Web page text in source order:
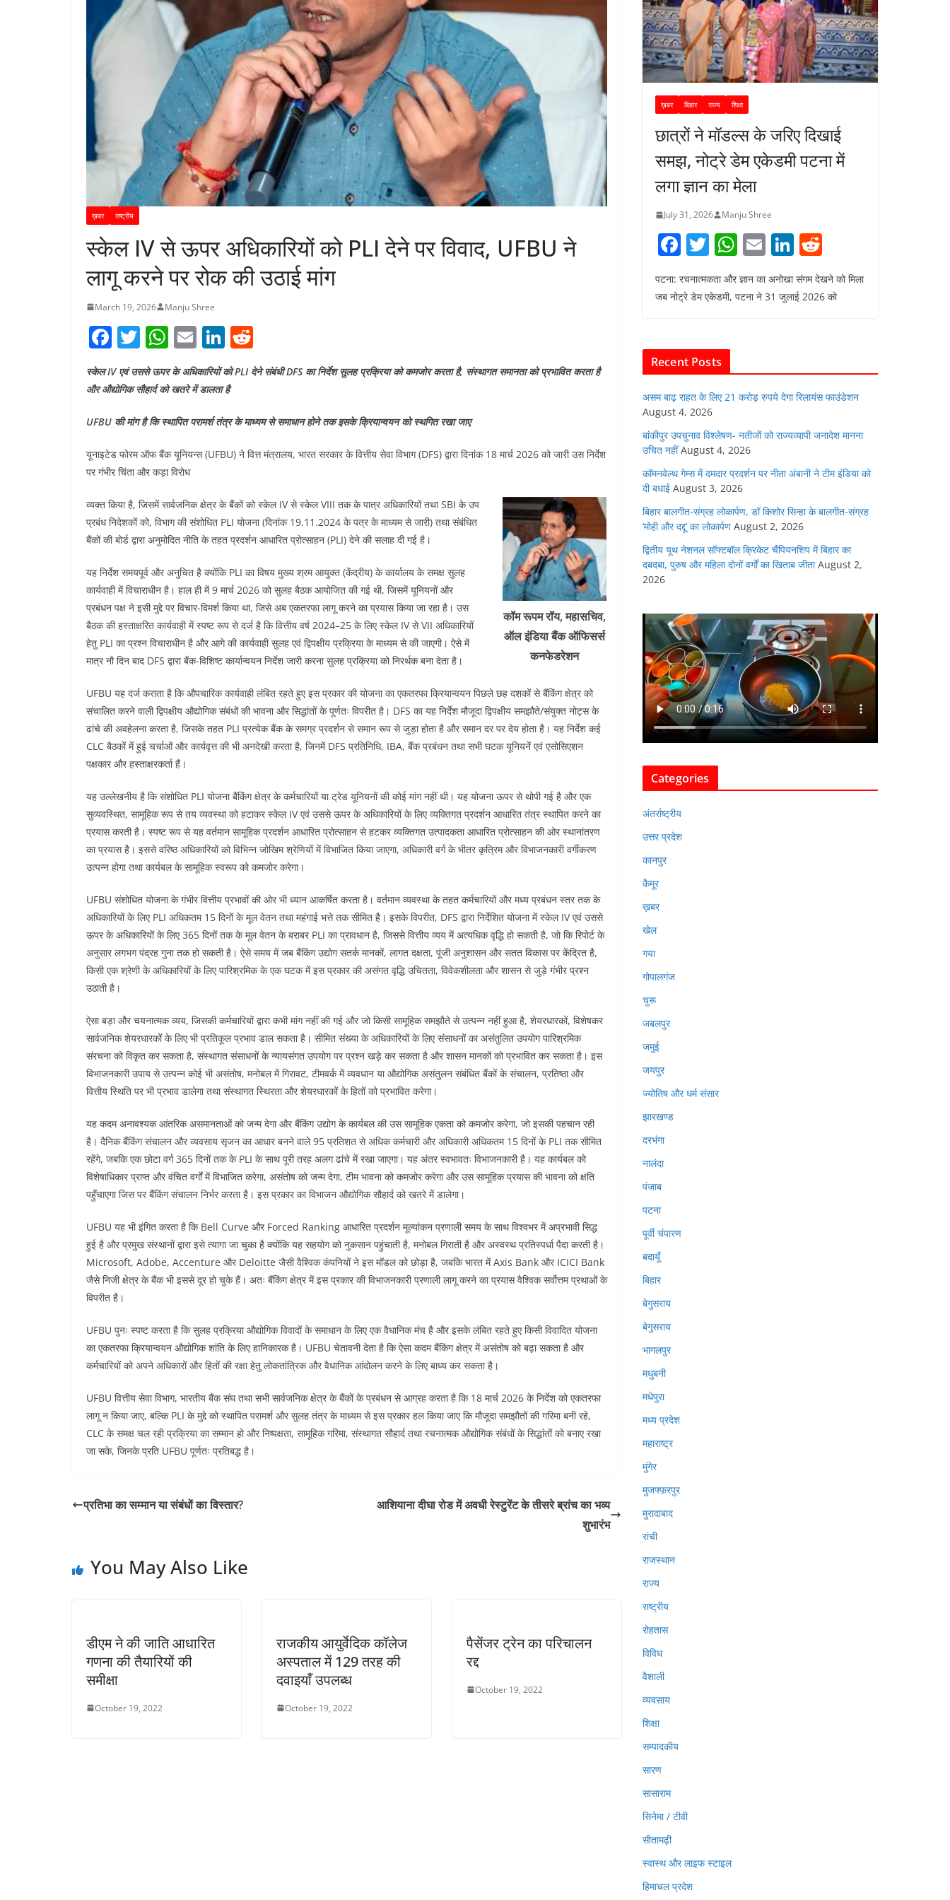
ख़बर राष्ट्रीय
स्केल IV से ऊपर अधिकारियों को PLI देने पर विवाद, UFBU ने
लागू करने पर रोक की उठाई मांग
March 19, 2026 Manju Shree
F
c
b
o
o
k
T
w
itt
W
h
at
A
p
p
E
m
ai
Li
n
k
dI
n
e
d
t
स्केल IV एवं उससे ऊपर के अधिकारियों को PLI देने संबंधी DFS का निर्देश सुलह प्रक्रिया को कमजोर करता है, संस्थागत समानता को प्रभावित करता है
और औद्योगिक सौहार्द को खतरे में डालता है
UFBU की मांग है कि स्थापित परामर्श तंत्र के माध्यम से समाधान होने तक इसके क्रियान्वयन को स्थगित रखा जाए
यूनाइटेड फोरम ऑफ बैंक यूनियन्स (UFBU) ने वित्त मंत्रालय, भारत सरकार के वित्तीय सेवा विभाग (DFS) द्वारा दिनांक 18 मार्च 2026 को जारी उस निर्देश
पर गंभीर चिंता और कड़ा विरोध
कॉमरूपम रॉय, महासचिव,
ऑल इंडिया बैंक ऑफिसर्स
कनफेडरेशन
व्यक्त किया है, जिसमें सार्वजनिक क्षेत्र के बैंकों को स्केल IV से स्केल VIII तक के पात्र अधिकारियों तथा SBI के उप
प्रबंध निदेशकों को, विभाग की संशोधित PLI योजना (दिनांक 19.11.2024 के पत्र के माध्यम से जारी) तथा संबंधित
बैंकों की बोर्ड द्वारा अनुमोदित नीति के तहत प्रदर्शन आधारित प्रोत्साहन (PLI) देने की सलाह दी गई है।
यह निर्देश समयपूर्व और अनुचित है क्योंकि PLI का विषय मुख्य श्रम आयुक्त (केंद्रीय) के कार्यालय के समक्ष सुलह
कार्यवाही में विचाराधीन है। हाल ही में 9 मार्च 2026 को सुलह बैठक आयोजित की गई थी, जिसमें यूनियनों और
प्रबंधन पक्ष ने इसी मुद्दे पर विचार-विमर्श किया था, जिसे अब एकतरफा लागू करने का प्रयास किया जा रहा है। उस
बैठक की हस्ताक्षरित कार्यवाही में स्पष्ट रूप से दर्ज है कि वित्तीय वर्ष 2024–25 के लिए स्केल IV से VII अधिकारियों
हेतु PLI का प्रश्न विचाराधीन है और आगे की कार्यवाही सुलह एवं द्विपक्षीय प्रक्रिया के माध्यम से की जाएगी। ऐसे में
मात्र नौ दिन बाद DFS द्वारा बैंक-विशिष्ट कार्यान्वयन निर्देश जारी करना सुलह प्रक्रिया को निरर्थक बना देता है।
UFBU यह दर्ज कराता है कि औपचारिक कार्यवाही लंबित रहते हुए इस प्रकार की योजना का एकतरफा क्रियान्वयन पिछले छह दशकों से बैंकिंग क्षेत्र को
संचालित करने वाली द्विपक्षीय औद्योगिक संबंधों की भावना और सिद्धांतों के पूर्णतः विपरीत है। DFS का यह निर्देश मौजूदा द्विपक्षीय समझौते/संयुक्त नोट्स के
ढांचे की अवहेलना करता है, जिसके तहत PLI प्रत्येक बैंक के समग्र प्रदर्शन से समान रूप से जुड़ा होता है और समान दर पर देय होता है। यह निर्देश कई
CLC बैठकों में हुई चर्चाओं और कार्यवृत्त की भी अनदेखी करता है, जिनमें DFS प्रतिनिधि, IBA, बैंक प्रबंधन तथा सभी घटक यूनियनें एवं एसोसिएशन
पक्षकार और हस्ताक्षरकर्ता हैं।
यह उल्लेखनीय है कि संशोधित PLI योजना बैंकिंग क्षेत्र के कर्मचारियों या ट्रेड यूनियनों की कोई मांग नहीं थी। यह योजना ऊपर से थोपी गई है और एक
सुव्यवस्थित, सामूहिक रूप से तय व्यवस्था को हटाकर स्केल IV एवं उससे ऊपर के अधिकारियों के लिए व्यक्तिगत प्रदर्शन आधारित तंत्र स्थापित करने का
प्रयास करती है। स्पष्ट रूप से यह वर्तमान सामूहिक प्रदर्शन आधारित प्रोत्साहन से हटकर व्यक्तिगत उत्पादकता आधारित प्रोत्साहन की ओर स्थानांतरण
का प्रयास है। इससे वरिष्ठ अधिकारियों को विभिन्न जोखिम श्रेणियों में विभाजित किया जाएगा, अधिकारी वर्ग के भीतर कृत्रिम और विभाजनकारी वर्गीकरण
उत्पन्न होगा तथा कार्यबल के सामूहिक स्वरूप को कमजोर करेगा।
UFBU संशोधित योजना के गंभीर वित्तीय प्रभावों की ओर भी ध्यान आकर्षित करता है। वर्तमान व्यवस्था के तहत कर्मचारियों और मध्य प्रबंधन स्तर तक के
अधिकारियों के लिए PLI अधिकतम 15 दिनों के मूल वेतन तथा महंगाई भत्ते तक सीमित है। इसके विपरीत, DFS द्वारा निर्देशित योजना में स्केल IV एवं उससे
ऊपर के अधिकारियों के लिए 365 दिनों तक के मूल वेतन के बराबर PLI का प्रावधान है, जिससे वित्तीय व्यय में अत्यधिक वृद्धि हो सकती है, जो कि रिपोर्ट के
अनुसार लगभग पंद्रह गुना तक हो सकती है। ऐसे समय में जब बैंकिंग उद्योग सतर्क मानकों, लागत दक्षता, पूंजी अनुशासन और सतत विकास पर केंद्रित है,
किसी एक श्रेणी के अधिकारियों के लिए पारिश्रमिक के एक घटक में इस प्रकार की असंगत वृद्धि उचितता, विवेकशीलता और शासन से जुड़े गंभीर प्रश्न
उठाती है।
ऐसा बड़ा और चयनात्मक व्यय, जिसकी कर्मचारियों द्वारा कभी मांग नहीं की गई और जो किसी सामूहिक समझौते से उत्पन्न नहीं हुआ है, शेयरधारकों, विशेषकर
सार्वजनिक शेयरधारकों के लिए भी प्रतिकूल प्रभाव डाल सकता है। सीमित संख्या के अधिकारियों के लिए संसाधनों का असंतुलित उपयोग पारिश्रमिक
संरचना को विकृत कर सकता है, संस्थागत संसाधनों के न्यायसंगत उपयोग पर प्रश्न खड़े कर सकता है और शासन मानकों को प्रभावित कर सकता है। इस
विभाजनकारी उपाय से उत्पन्न कोई भी असंतोष, मनोबल में गिरावट, टीमवर्क में व्यवधान या औद्योगिक असंतुलन संबंधित बैंकों के संचालन, प्रतिष्ठा और
वित्तीय स्थिति पर भी प्रभाव डालेगा तथा संस्थागत स्थिरता और शेयरधारकों के हितों को प्रभावित करेगा।
यह कदम अनावश्यक आंतरिक असमानताओं को जन्म देगा और बैंकिंग उद्योग के कार्यबल की उस सामूहिक एकता को कमजोर करेगा, जो इसकी पहचान रही
है। दैनिक बैंकिंग संचालन और व्यवसाय सृजन का आधार बनने वाले 95 प्रतिशत से अधिक कर्मचारी और अधिकारी अधिकतम 15 दिनों के PLI तक सीमित
रहेंगे, जबकि एक छोटा वर्ग 365 दिनों तक के PLI के साथ पूरी तरह अलग ढांचे में रखा जाएगा। यह अंतर स्वभावतः विभाजनकारी है। यह कार्यबल को
विशेषाधिकार प्राप्त और वंचित वर्गों में विभाजित करेगा, असंतोष को जन्म देगा, टीम भावना को कमजोर करेगा और उस सामूहिक प्रयास की भावना को क्षति
पहुँचाएगा जिस पर बैंकिंग संचालन निर्भर करता है। इस प्रकार का विभाजन औद्योगिक सौहार्द को खतरे में डालेगा।
UFBU यह भी इंगित करता है कि Bell Curve और Forced Ranking आधारित प्रदर्शन मूल्यांकन प्रणाली समय के साथ विश्वभर में अप्रभावी सिद्ध
हुई है और प्रमुख संस्थानों द्वारा इसे त्यागा जा चुका है क्योंकि यह सहयोग को नुकसान पहुंचाती है, मनोबल गिराती है और अस्वस्थ प्रतिस्पर्धा पैदा करती है।
Microsoft, Adobe, Accenture और Deloitte जैसी वैश्विक कंपनियों ने इस मॉडल को छोड़ा है, जबकि भारत में Axis Bank और ICICI Bank
जैसे निजी क्षेत्र के बैंक भी इससे दूर हो चुके हैं। अतः बैंकिंग क्षेत्र में इस प्रकार की विभाजनकारी प्रणाली लागू करने का प्रयास वैश्विक सर्वोत्तम प्रथाओं के
विपरीत है।
UFBU पुनः स्पष्ट करता है कि सुलह प्रक्रिया औद्योगिक विवादों के समाधान के लिए एक वैधानिक मंच है और इसके लंबित रहते हुए किसी विवादित योजना
का एकतरफा क्रियान्वयन औद्योगिक शांति के लिए हानिकारक है। UFBU चेतावनी देता है कि ऐसा कदम बैंकिंग क्षेत्र में असंतोष को बढ़ा सकता है और
कर्मचारियों को अपने अधिकारों और हितों की रक्षा हेतु लोकतांत्रिक और वैधानिक आंदोलन करने के लिए बाध्य कर सकता है।
UFBU वित्तीय सेवा विभाग, भारतीय बैंक संघ तथा सभी सार्वजनिक क्षेत्र के बैंकों के प्रबंधन से आग्रह करता है कि 18 मार्च 2026 के निर्देश को एकतरफा
लागू न किया जाए, बल्कि PLI के मुद्दे को स्थापित परामर्श और सुलह तंत्र के माध्यम से इस प्रकार हल किया जाए कि मौजूदा समझौतों की गरिमा बनी रहे,
CLC के समक्ष चल रही प्रक्रिया का सम्मान हो और निष्पक्षता, सामूहिक गरिमा, संस्थागत सौहार्द तथा रचनात्मक औद्योगिक संबंधों के सिद्धांतों को बनाए रखा
जा सके, जिनके प्रति UFBU पूर्णतः प्रतिबद्ध है।
प्रतिभा का सम्मान या संबंधों का विस्तार?
आशियाना दीघा रोड में अवधी रेस्टुरेंट के तीसरे ब्रांच का भव्य
शुभारंभ
You May Also Like
डीएम ने की जाति आधारित
गणना की तैयारियों की
समीक्षा
October 19, 2022
राजकीय आयुर्वेदिक कॉलेज
अस्पताल में 129 तरह की
दवाइयाँ उपलब्ध
October 19, 2022
पैसेंजर ट्रेन का परिचालन
रद्द
October 19, 2022
ख़बर बिहार राज्य शिक्षा
छात्रों ने मॉडल्स के जरिए दिखाई
समझ, नोट्रे डेम एकेडमी पटना में
लगा ज्ञान का मेला
July 31, 2026 Manju Shree
F
c
e
o
o
k
T
itt
W
at
p
E
m
ai
Li
n
k
e
e
d
पटना: रचनात्मकता और ज्ञान का अनोखा संगम देखने को मिला
जब नोट्रे डेम एकेडमी, पटना ने 31 जुलाई 2026 को
Recent Posts
असम बाढ़ राहत के लिए 21 करोड़ रुपये देगा रिलायंस फाउंडेशन
August 4, 2026
बांकीपुर उपचुनाव विश्लेषण- नतीजों को राज्यव्यापी जनादेश मानना
उचित नहीं August 4, 2026
कॉमनवेल्थ गेम्स में दमदार प्रदर्शन पर नीता अंबानी ने टीम इंडिया को
दी बधाई August 3, 2026
बिहार बालगीत-संग्रह लोकार्पण, डॉ किशोर सिन्हा के बालगीत-संग्रह
‘मोही और दद्दू’ का लोकार्पण August 2, 2026
द्वितीय यूथ नेशनल सॉफ्टबॉल क्रिकेट चैंपियनशिप में बिहार का
दबदबा, पुरुष और महिला दोनों वर्गों का खिताब जीता August 2,
2026
Categories
अंतर्राष्ट्रीय
उत्तर प्रदेश
कानपुर
कैमूर
ख़बर
खेल
गया
गोपालगंज
चुरू
जबलपुर
जमुई
जयपुर
ज्योतिष और धर्म संसार
झारखण्ड
दरभंगा
नालंदा
पंजाब
पटना
पूर्वी चंपारण
बदायूँ
बिहार
बेगुसराय
बेगुसराय
भागलपुर
मधुबनी
मधेपुरा
मध्य प्रदेश
महाराष्ट्र
मुंगेर
मुजफ्फ़रपुर
मुरादाबाद
रांची
राजस्थान
राज्य
राष्ट्रीय
रोहतास
विविध
वैशाली
व्यवसाय
शिक्षा
सम्पादकीय
सारण
सासाराम
सिनेमा / टीवी
सीतामढ़ी
स्वास्थ और लाइफ स्टाइल
हिमाचल प्रदेश